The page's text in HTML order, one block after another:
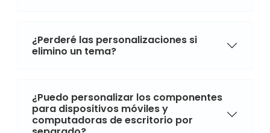
¿Perderé las personalizaciones si
elimino un tema?
¿Puedo personalizar los componentes
para dispositivos móviles y
computadoras de escritorio por